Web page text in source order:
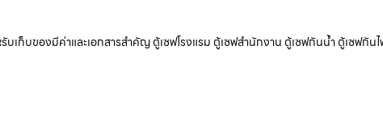
ก็บของมีค่าและเอกสารสำคัญ ตู้เซฟโรงแรม ตู้เซฟสำนักงาน ตู้เซฟกันน้ำ ตู้เซฟกัน